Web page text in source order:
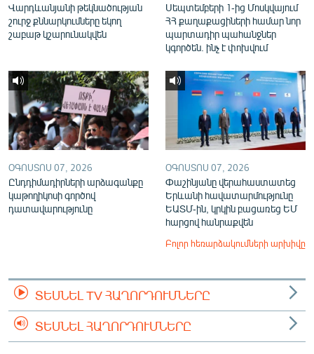
Վարդևանյանի թեկնածության
շուրջ քննարկումները եկող
շաբաթ կշարունակվեն
Սեպտեմբերի 1-ից Մոսկվայում
ՀՀ քաղաքացիների համար նոր
պարտադիր պահանջներ
կգործեն. ինչ է փոխվում
ՕԳՈՍՏՈՍ 07, 2026
Ընդդիմադիրների արձագանքը
կաթողիկոսի գործով
դատավարությունը
ՕԳՈՍՏՈՍ 07, 2026
Փաշինյանը վերահաստատեց
Երևանի հավատարմությունը
ԵԱՏՄ-ին, կրկին բացառեց ԵՄ
հարցով հանրաքվեն
Բոլոր հեռարձակումների արխիվը
ՏԵՍՆԵԼ TV ՀԱՂՈՐԴՈՒՄՆԵՐԸ
ՏԵՍՆԵԼ ՀԱՂՈՐԴՈՒՄՆԵՐԸ